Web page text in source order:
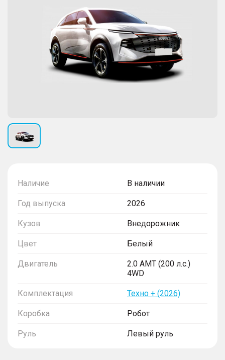
Наличие В наличии
Год выпуска 2026
Кузов Внедорожник
Цвет Белый
Двигатель
2.0 AMT (200 л.с.)
4WD
Комплектация Техно + (2026)
Коробка Робот
Руль Левый руль